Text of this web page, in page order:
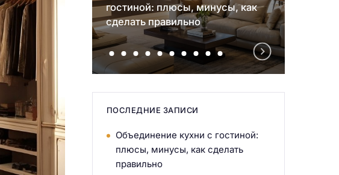
в
гостиной: плюсы, минусы, как
сделать правильно
ПОСЛЕДНИЕ ЗАПИСИ
Объединение кухни с гостиной:
плюсы, минусы, как сделать
правильно